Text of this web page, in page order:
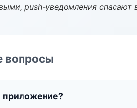
push-уведомления спасают
вопросы
приложение?